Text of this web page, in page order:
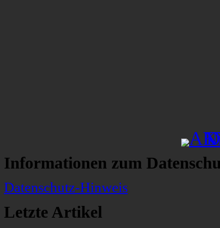
Informationen zum
Datenschutz-Hinweis
Letzte Artikel